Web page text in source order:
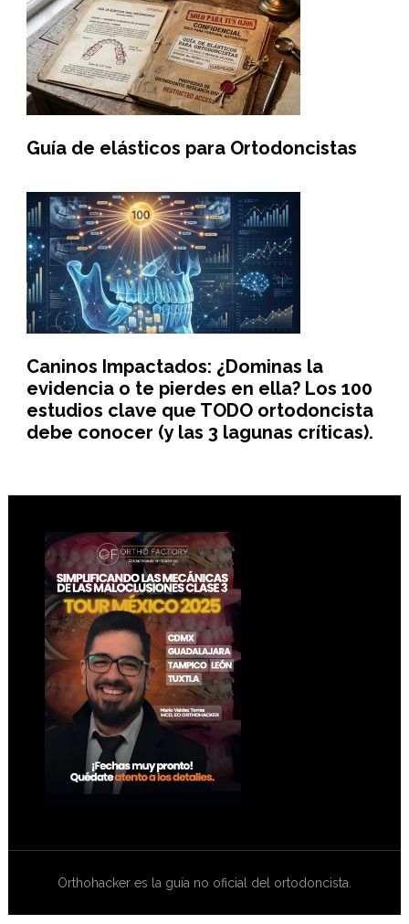
Guía de elásticos para Ortodoncistas
Caninos Impactados: ¿Dominas la
evidencia o te pierdes en ella? Los 100
estudios clave que TODO ortodoncista
debe conocer (y las 3 lagunas críticas).
Footer
Orthohacker es la guía no oficial del ortodoncista.